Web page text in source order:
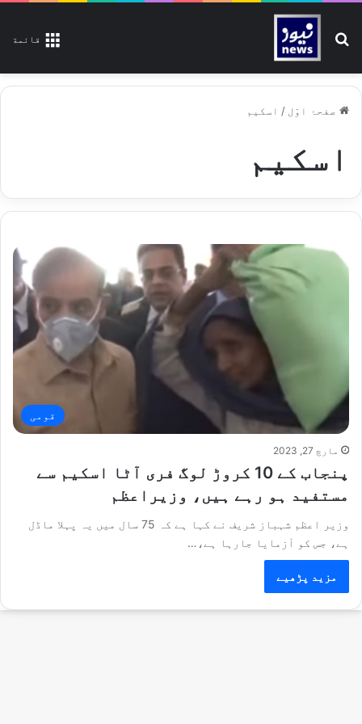
قائمة تلاش کیجیے
صفحۂ اوّل / اسکیم
اسکیم
قومی
مارچ 27, 2023
پنجاب کے 10 کروڑ لوگ فری آٹا اسکیم سے
مستفید ہو رہے ہیں، وزیراعظم
وزیر اعظم شہباز شریف نے کہا ہے کہ 75 سال میں یہ پہلا ماڈل
ہے، جس کو آزمایا جارہا ہے،…
مزید پڑھیے